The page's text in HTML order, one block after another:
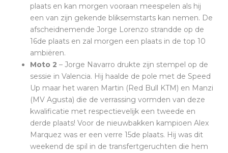
plaats en kan morgen vooraan meespelen als hij
een van zijn gekende bliksemstarts kan nemen. De
afscheidnemende Jorge Lorenzo strandde op de
16de plaats en zal morgen een plaats in de top 10
ambiëren.
Moto 2 – Jorge Navarro drukte zijn stempel op de
sessie in Valencia. Hij haalde de pole met de Speed
Up maar het waren Martin (Red Bull KTM) en Manzi
(MV Agusta) die de verrassing vormden van deze
kwalificatie met respectievelijk een tweede en
derde plaats! Voor de nieuwbakken kampioen Alex
Marquez was er een verre 15de plaats. Hij was dit
weekend de spil in de transfertgeruchten die hem